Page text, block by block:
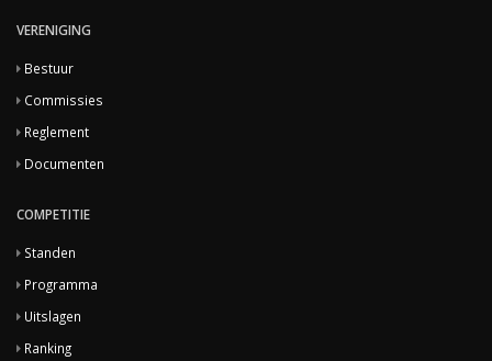
VERENIGING
Bestuur
Commissies
Reglement
Documenten
COMPETITIE
Standen
Programma
Uitslagen
Ranking